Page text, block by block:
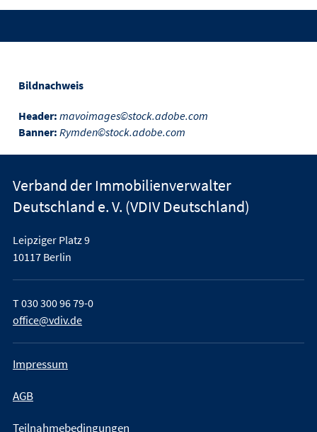
Bildnachweis
Header: mavoimages©stock.adobe.com
Banner: Rymden©stock.adobe.com
Verband der Immobilienverwalter
Deutschland e. V. (VDIV Deutschland)
Leipziger Platz 9
10117 Berlin
T030 300 96 79-0
office@vdiv.de
Impressum
AGB
Teilnahmebedingungen